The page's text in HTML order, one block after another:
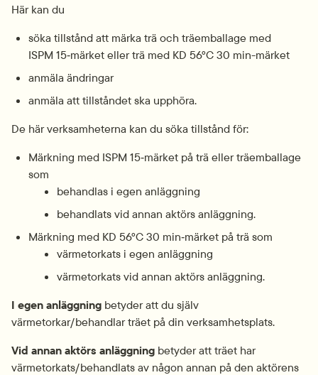
Här kan du
söka tillstånd att märka trä och träemballage med
ISPM 15‑märket eller trä med KD 56°C 30 min-märket
anmäla ändringar
anmäla att tillståndet ska upphöra.
De här verksamheterna kan du söka tillstånd för:
Märkning med ISPM 15‑märket på trä eller träemballage
som
behandlas i egen anläggning
behandlats vid annan aktörs anläggning.
Märkning med KD 56°C 30 min‑märket på trä som
värmetorkats i egen anläggning
värmetorkats vid annan aktörs anläggning.
I egen anläggning betyder att du själv
värmetorkar/behandlar träet på din verksamhetsplats.
Vid annan aktörs anläggning betyder att träet har
värmetorkats/behandlats av någon annan på den aktörens